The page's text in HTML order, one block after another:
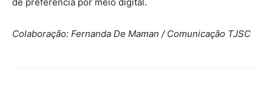
Colaboração: Fernanda De Maman / Comunicação TJSC